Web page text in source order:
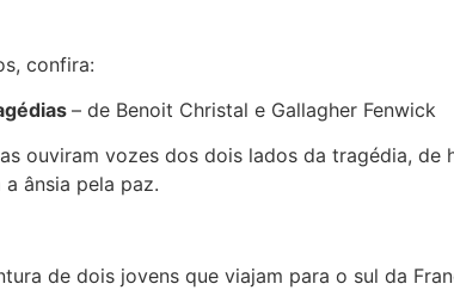
confira:
– de Benoit Christal e Gallagher Fenwick
ouviram vozes dos dois lados da tragédia, de
ânsia pela paz.
de dois jovens que viajam para o sul da